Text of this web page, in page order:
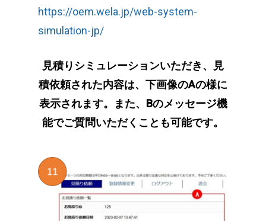
https://oem.wela.jp/web-system-
simulation-jp/
見積りシミュレーションいただき、見
積依頼された内容は、下画像のAの様に
表示されます。また、Bのメッセージ機
能でご質問いただくことも可能です。